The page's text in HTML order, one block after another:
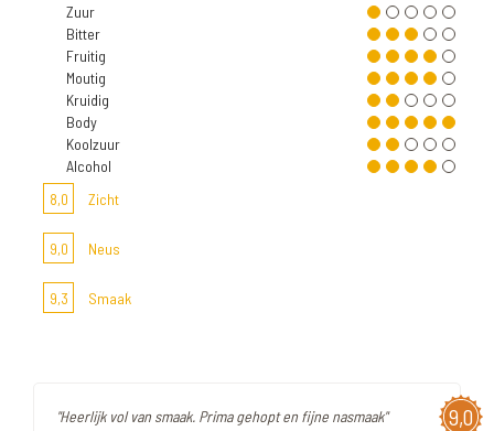
Zuur
Bitter
Fruitig
Moutig
Kruidig
Body
Koolzuur
Alcohol
8,0
Zicht
9,0 Neus
9,3 Smaak
9,0
"Heerlijk vol van smaak. Prima gehopt en fijne nasmaak"